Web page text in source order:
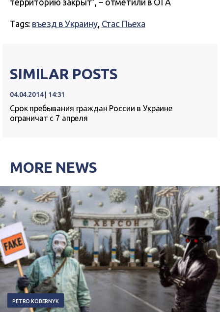
территорию закрыт”, – отметили в ОГА
Tags: въезд в Украину, Стас Пьеха
SIMILAR POSTS
04.04.2014 | 14:31
Срок пребывания граждан России в Украине
ограничат с 7 апреля
MORE NEWS
PETRO KOBERNYK